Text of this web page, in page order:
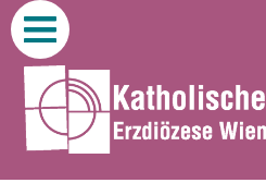
Zum
Inhalt